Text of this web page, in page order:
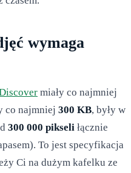
wymaga
miały co najmniej
co najmniej 300 KB, były w
300 000 pikseli łącznie
To jest specyfikacja
Ci na dużym kafelku ze